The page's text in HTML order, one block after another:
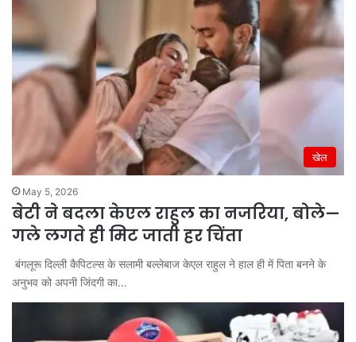
खेल
May 5, 2026
बेटी ने बदला केएल राहुल का नजरिया, बोले—
गले लगते ही मिट जाती हर चिंता
बंगलूरू दिल्ली कैपिटल्स के सलामी बल्लेबाज केएल राहुल ने हाल ही में पिता बनने के
अनुभव को अपनी जिंदगी का…